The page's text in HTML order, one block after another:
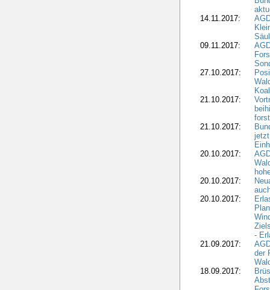
14.11.2017:
09.11.2017:
27.10.2017:
21.10.2017:
21.10.2017:
20.10.2017:
20.10.2017:
20.10.2017:
-
21.09.2017:
der
18.09.2017: